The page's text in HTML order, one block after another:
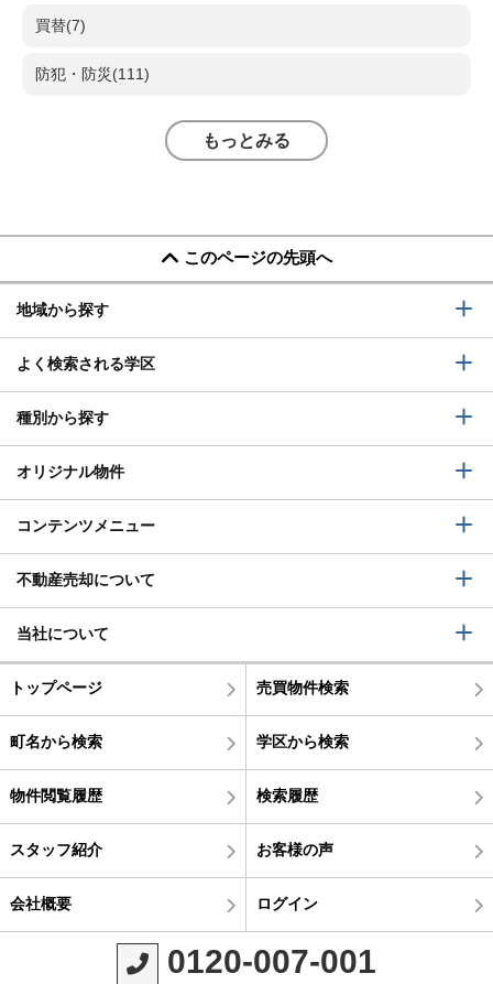
買替(7)
防犯・防災(111)
もっとみる
このページの先頭へ
地域から探す
よく検索される学区
種別から探す
オリジナル物件
コンテンツメニュー
不動産売却について
当社について
トップページ 売買物件検索
町名から検索 学区から検索
物件閲覧履歴 検索履歴
スタッフ紹介 お客様の声
会社概要 ログイン
0120-007-001